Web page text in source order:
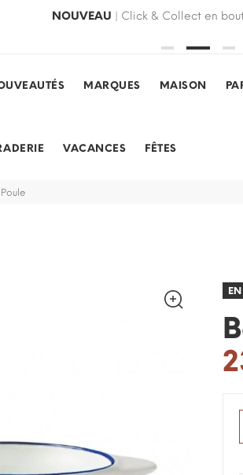
NOUVEAU | Click & Collect en
MARQUES MAISON
VACANCES FÊTES